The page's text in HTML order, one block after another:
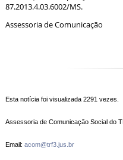
87.2013.4.03.6002/MS.
Assessoria de Comunicação
Esta notícia foi visualizada 2291 vezes.
Assessoria de Comunicação Social do
Email: acom@trf3.jus.br